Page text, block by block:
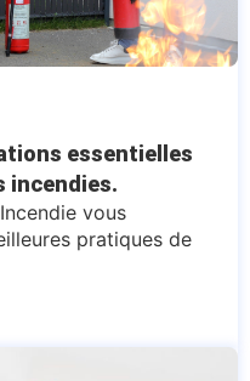
essentielles
incendies.
vous
pratiques de